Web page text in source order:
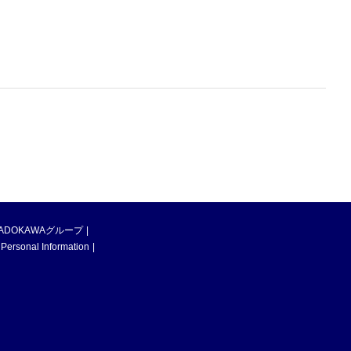
グループ
Information